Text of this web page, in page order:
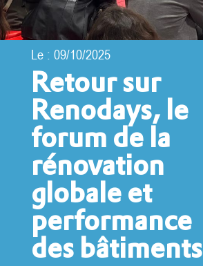
Retour sur
Renodays, le
forum de la
rénovation
globale et
performance
des bâtiments
Le : 09/10/2025